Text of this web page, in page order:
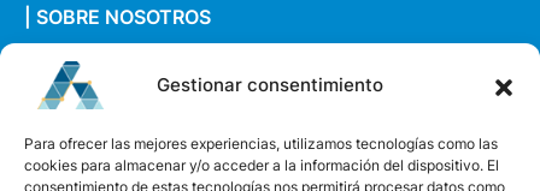
Gestionar consentimiento
Para ofrecer las mejores experiencias, utilizamos tecnologías como las
cookies para almacenar y/o acceder a la información del dispositivo. El
consentimiento de estas tecnologías nos permitirá procesar datos como
| SOBRE NOSOTROS
Quiénes somos
Envíanos un mensaje